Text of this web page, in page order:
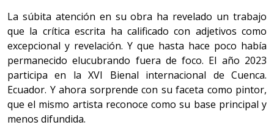
La súbita atención en su obra ha revelado un trabajo
que la crítica escrita ha calificado con adjetivos como
excepcional y revelación. Y que hasta hace poco había
permanecido elucubrando fuera de foco. El año 2023
participa en la XVI Bienal internacional de Cuenca.
Ecuador. Y ahora sorprende con su faceta como pintor,
que el mismo artista reconoce como su base principal y
menos difundida.